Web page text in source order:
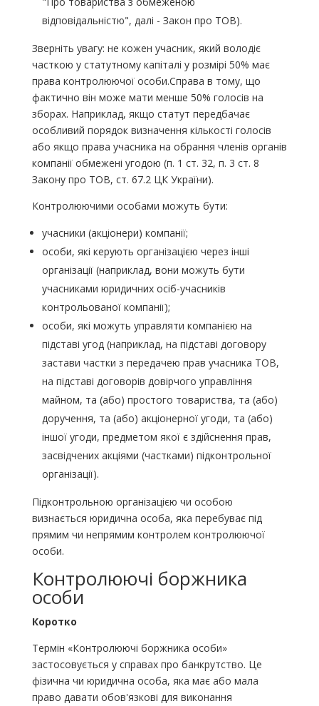
відповідальністю", далі - Закон про ТОВ).
Зверніть увагу: не кожен учасник, який володіє
часткою у статутному капіталі у розмірі 50% має
права контролюючої особи.Справа в тому, що
фактично він може мати менше 50% голосів на
зборах. Наприклад, якщо статут передбачає
особливий порядок визначення кількості голосів
або якщо права учасника на обрання членів органів
компанії обмежені угодою (п. 1 ст. 32, п. 3 ст. 8
Закону про ТОВ, ст. 67.2 ЦК України).
Контролюючими особами можуть бути:
учасники (акціонери) компанії;
особи, які керують організацією через інші
організації (наприклад, вони можуть бути
учасниками юридичних осіб-учасників
контрольованої компанії);
особи, які можуть управляти компанією на
підставі угод (наприклад, на підставі договору
застави частки з передачею прав учасника ТОВ,
на підставі договорів довірчого управління
майном, та (або) простого товариства, та (або)
доручення, та (або) акціонерної угоди, та (або)
іншої угоди, предметом якої є здійснення прав,
засвідчених акціями (частками) підконтрольної
організації).
Підконтрольною організацією чи особою
визнається юридична особа, яка перебуває під
прямим чи непрямим контролем контролюючої
особи.
Контролюючі боржника
особи
Коротко
Термін «Контролюючі боржника особи»
застосовується у справах про банкрутство. Це
фізична чи юридична особа, яка має або мала
право давати обов'язкові для виконання